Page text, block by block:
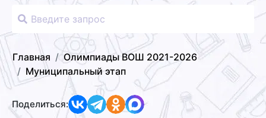
Главная
Олимпиады ВОШ 2021-2026
Муниципальный этап
Поделиться: